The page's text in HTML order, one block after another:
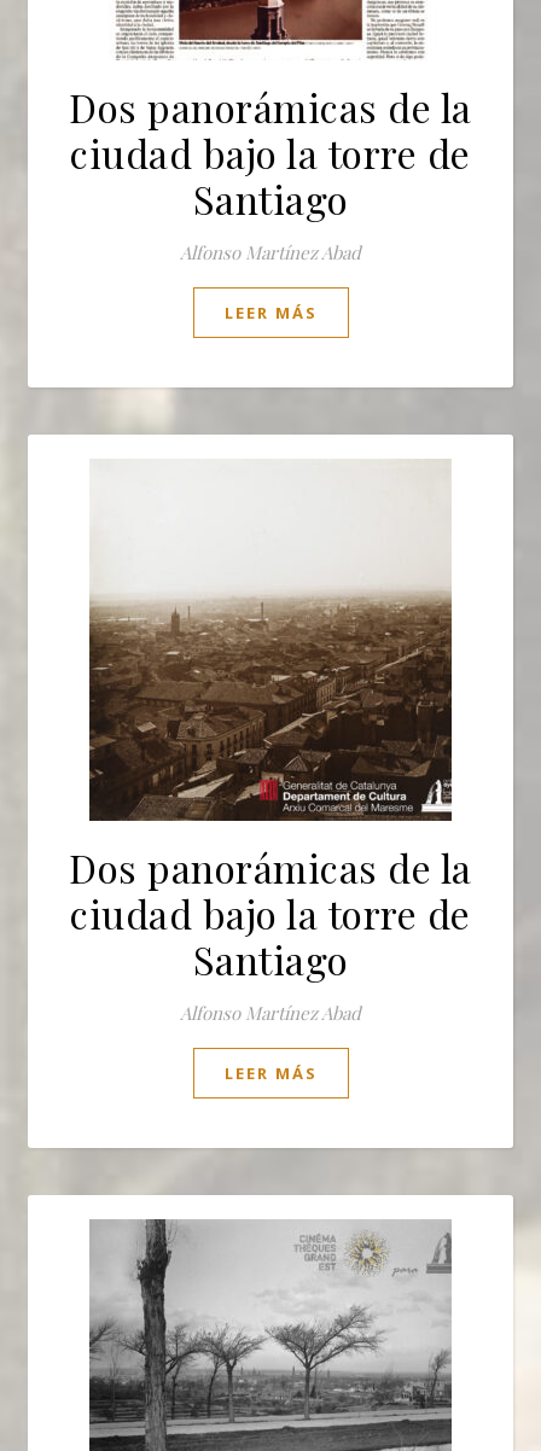
Dos panorámicas de la
ciudad bajo la torre de
Santiago
Alfonso Martínez Abad
LEER MÁS
Dos panorámicas de la
ciudad bajo la torre de
Santiago
Alfonso Martínez Abad
LEER MÁS